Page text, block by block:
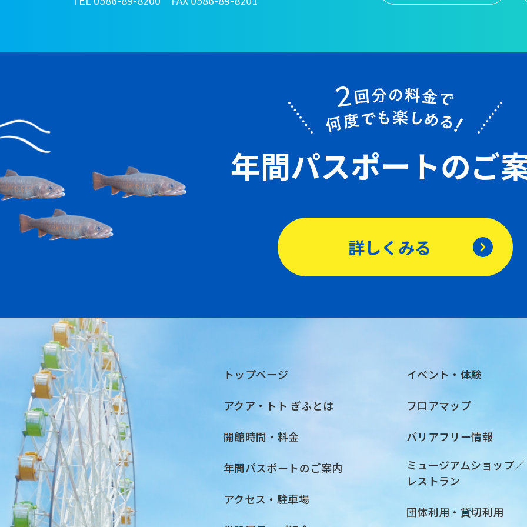
年間パスポートのご
詳しくみる
トップページ
アクア・トト ぎふとは
開館時間・料金
年間パスポートのご案内
アクセス・駐車場
イベント・体験
フロアマップ
バリアフリー情報
ミュージアムショップ／
レストラン
団体利用・貸切利用